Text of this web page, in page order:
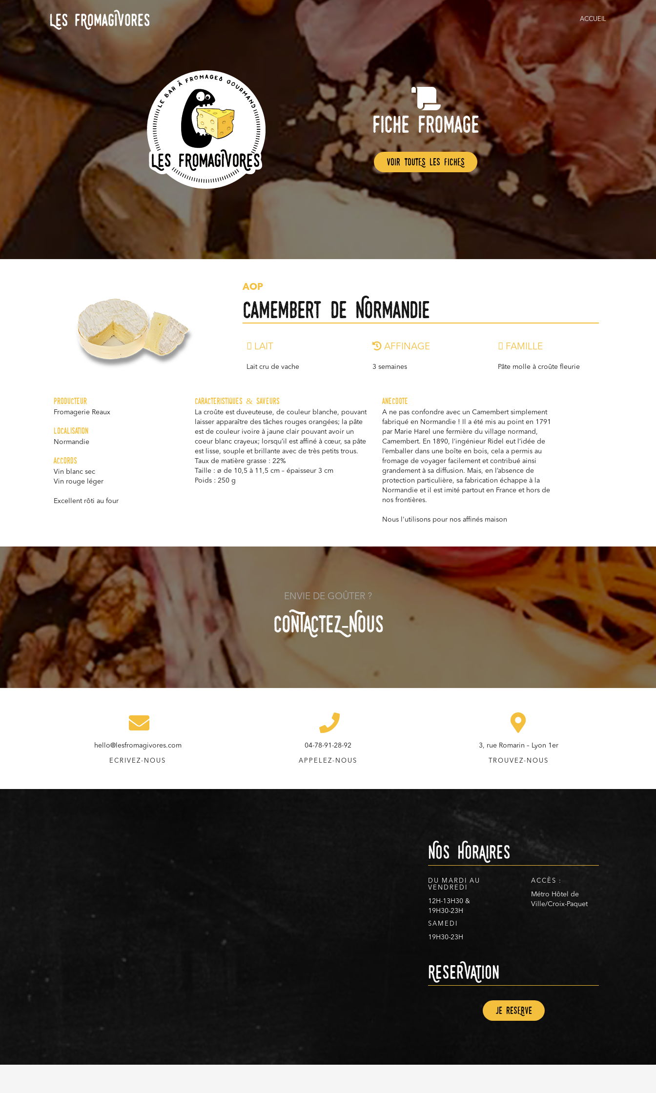
ACCUEIL
Fiche Fromage
voir toutEs les fichEs
AOP
Camembert de Normandie
LAIT
Lait cru de vache
AFFINAGE
3 semaines
FAMILLE
Pâte molle à croûte fleurie
producteur
Fromagerie Reaux
localisation
Normandie
accords
Vin blanc sec
Vin rouge léger
Excellent rôti au four
caracteristiques & saveurs
La croûte est duveuteuse, de couleur blanche, pouvant
laisser apparaître des tâches rouges orangées; la pâte
est de couleur ivoire à jaune clair pouvant avoir un
coeur blanc crayeux; lorsqu’il est affiné à cœur, sa pâte
est lisse, souple et brillante avec de très petits trous.
Taux de matière grasse : 22%
Taille : ø de 10,5 à 11,5 cm – épaisseur 3 cm
Poids : 250 g
anecdote
A ne pas confondre avec un Camembert simplement
fabriqué en Normandie ! Il a été mis au point en 1791
par Marie Harel une fermière du village normand,
Camembert. En 1890, l’ingénieur Ridel eut l’idée de
l’emballer dans une boîte en bois, cela a permis au
fromage de voyager facilement et contribué ainsi
grandement à sa diffusion. Mais, en l’absence de
protection particulière, sa fabrication échappe à la
Normandie et il est imité partout en France et hors de
nos frontières.
Nous l'utilisons pour nos affinés maison
ENVIE DE GOÛTER ?
COnTACteZ-NOuS
hello@lesfromagivores.com
ECRIVEZ-NOUS
04-78-91-28-92
APPELEZ-NOUS
3, rue Romarin – Lyon 1er
TROUVEZ-NOUS
Nos HorAires
DU MARDI AU
VENDREDI
12H-13H30 &
19H30-23H
SAMEDI
19H30-23H
ACCÈS :
Métro Hôtel de
Ville/Croix-Paquet
ReserVAtion
Je resErve